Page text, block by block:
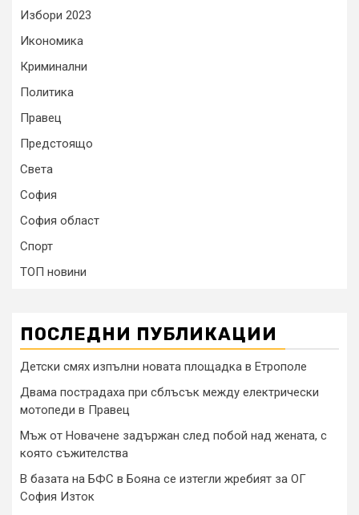
Избори 2023
Икономика
Криминални
Политика
Правец
Предстоящо
Света
София
София област
Спорт
ТОП новини
ПОСЛЕДНИ ПУБЛИКАЦИИ
Детски смях изпълни новата площадка в Етрополе
Двама пострадаха при сблъсък между електрически
мотопеди в Правец
Мъж от Новачене задържан след побой над жената, с
която съжителства
В базата на БФС в Бояна се изтегли жребият за ОГ
София Изток